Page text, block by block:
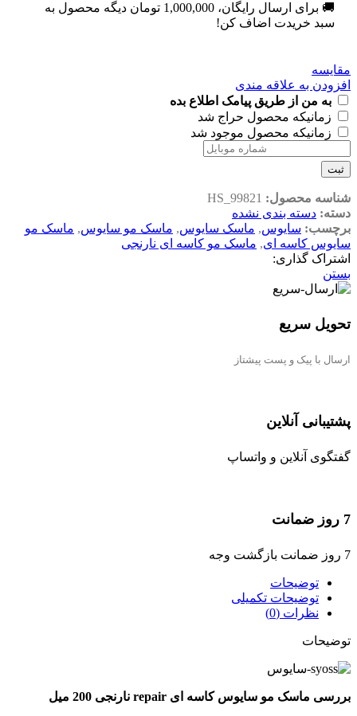
🚚 برای ارسال رایگان، 1,000,000 تومان دیگه محصول به
سبد خریدت اضاف کن!
مقایسه
افزودن به علاقه مندی
به من از طریق پیامک اطلاع بده
زمانیکه محصول حراج شد
زمانیکه محصول موجود شد
ثبت
شناسه محصول: HS_99821
دسته: دسته بندی نشده
برچسب: سایوس, ماسک سایوس, ماسک مو سایوس, ماسک مو
سایوس کاسه ای, ماسک مو کاسه ای نارنجی
اشتراک گذاری:
بستن
تحویل سریع
ارسال با پیک و پست پیشتاز
پشتیبانی آنلاین
گفتگوی آنلاین و واتساپ
7 روز ضمانت
7 روز ضمانت بازگشت وجه
توضیحات
توضیحات تکمیلی
نظرات (0)
توضیحات
بررسی ماسک مو سایوس کاسه ای repair نارنجی 200 میل